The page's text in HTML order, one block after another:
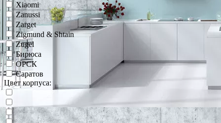
Xiaomi
Zanussi
Zarget
Zigmund & Shtain
Zugel
Бирюса
ОРСК
Саратов
Цвет корпуса: